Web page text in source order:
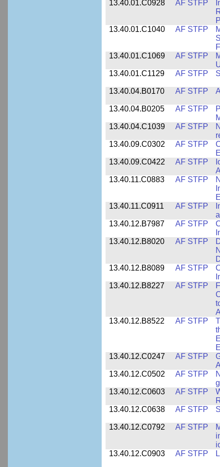
13.40.01.C0928
AF STFP
13.40.01.C1040
AF STFP
13.40.01.C1069
AF STFP
13.40.01.C1129
AF STFP
13.40.04.B0170 AF STFP
13.40.04.B0205 AF STFP
13.40.04.C1039
AF STFP
13.40.09.C0302
AF STFP
13.40.09.C0422
AF STFP
13.40.11.C0883
AF STFP
13.40.11.C0911
AF STFP
13.40.12.B7987
AF STFP
13.40.12.B8020
AF STFP
13.40.12.B8089
AF STFP
13.40.12.B8227
AF STFP
13.40.12.B8522
AF STFP
13.40.12.C0247
AF STFP
13.40.12.C0502
AF STFP
13.40.12.C0603
AF STFP
13.40.12.C0638
AF STFP
13.40.12.C0792 AF STFP
13.40.12.C0903
AF STFP